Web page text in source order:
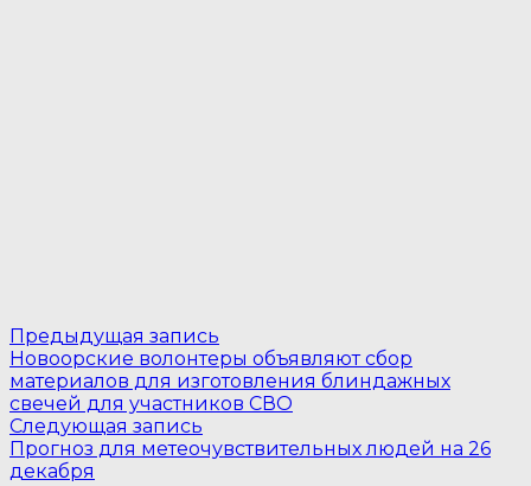
Навигация
по
записям
Предыдущая запись
запись:
Новоорские волонтеры объявляют сбор
материалов для изготовления блиндажных
свечей для участников СВО
Следующая запись
запись:
Прогноз для метеочувствительных людей на 26
декабря